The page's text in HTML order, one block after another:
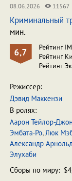
08.06.2026 11567
Криминальный
мин.
6,7
Рейтинг
Рейтинг
Рейтинг
Режиссер:
Дэвид Маккензи
В ролях:
Аарон Тейлор-
Эмбата-Ро,Люк
Александр
Элухаби
Сборы по миру: